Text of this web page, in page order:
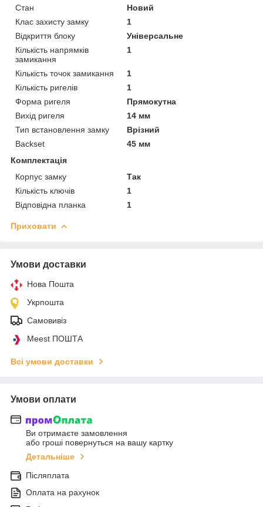
Стан
Новий
Клас захисту замку
1
Відкриття блоку
Універсальне
Кількість напрямків
замикання
1
Кількість точок замикання
1
Кількість ригелів
1
Форма ригеля
Прямокутна
Вихід ригеля
14 мм
Тип встановлення замку
Врізний
Backset
45 мм
Комплектація
Корпус замку
Так
Кількість ключів
1
Відповідна планка
1
Приховати
Умови доставки
Нова Пошта
Укрпошта
Самовивіз
Meest ПОШТА
Всі умови доставки
Умови оплати
Ви отримаєте замовлення
або гроші повернуться на вашу картку
Детальніше
Післяплата
Оплата на рахунок